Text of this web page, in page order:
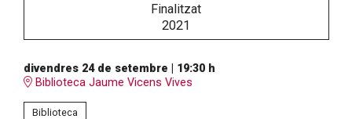
Finalitzat
2021
divendres 24 de setembre
19:30 h
Biblioteca Jaume Vicens Vives
Biblioteca